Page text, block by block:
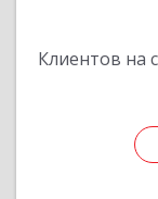
Клиентов на